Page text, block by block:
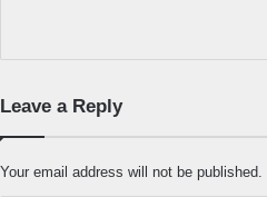
Leave a Reply
Your email address will not be published.